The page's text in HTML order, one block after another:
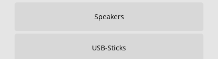
Speakers
USB-Sticks